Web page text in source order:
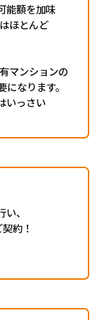
能額を加味
ほとんど
マンションの
なります。
いっさい
、
約！